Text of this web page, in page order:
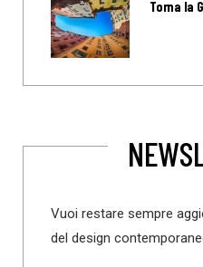
Torna la
Vuoi restare sempre
del design